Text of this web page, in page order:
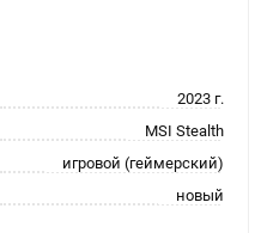
2023 г.
MSI Stealth
игровой (геймерский)
новый